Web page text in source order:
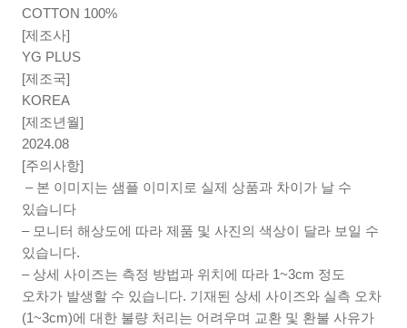
COTTON 100%
[제조사]
YG PLUS
[제조국]
KOREA
[제조년월]
2024.08
[주의사항]
– 본 이미지는 샘플 이미지로 실제 상품과 차이가 날 수
있습니다
– 모니터 해상도에 따라 제품 및 사진의 색상이 달라 보일 수
있습니다.
– 상세 사이즈는 측정 방법과 위치에 따라 1~3cm 정도
오차가 발생할 수 있습니다. 기재된 상세 사이즈와 실측 오차
(1~3cm)에 대한 불량 처리는 어려우며 교환 및 환불 사유가